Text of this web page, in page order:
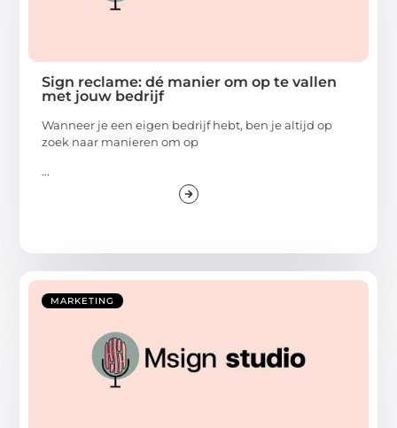
Sign reclame: dé manier om op te vallen
met jouw bedrijf
Wanneer je een eigen bedrijf hebt, ben je altijd op
zoek naar manieren om op
...
MARKETING